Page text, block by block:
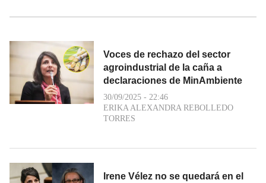
Voces de rechazo del sector
agroindustrial de la caña a
declaraciones de MinAmbiente
30/09/2025 - 22:46
ERIKA ALEXANDRA REBOLLEDO
TORRES
Irene Vélez no se quedará en el